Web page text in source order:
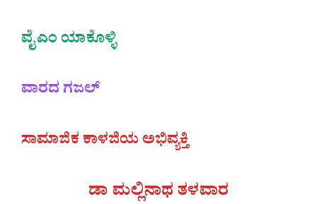
ವೈ ಎಂ ಯಾಕೊಳ್ಳಿ
ವಾರದ ಗಜಲ್
ಸಾಮಾಜಿಕ ಕಾಳಜಿಯ ಅಭಿವ್ಯಕ್ತಿ
ಡಾ ಮಲ್ಲಿನಾಥ ತಳವಾರ